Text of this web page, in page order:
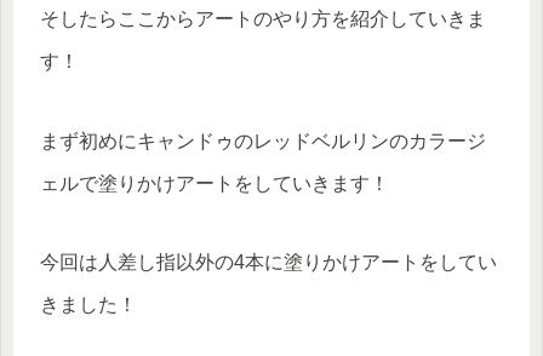
そしたらここからアートのやり方を紹介していきま
す！
まず初めにキャンドゥのレッドベルリンのカラージ
ェルで塗りかけアートをしていきます！
今回は人差し指以外の4本に塗りかけアートをしてい
きました！